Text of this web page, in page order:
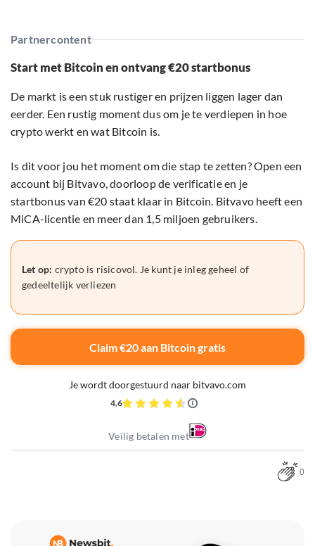
Partnercontent
Start met Bitcoin en ontvang €20 startbonus
De markt is een stuk rustiger en prijzen liggen lager dan
eerder. Een rustig moment dus om je te verdiepen in hoe
crypto werkt en wat Bitcoin is.
Is dit voor jou het moment om die stap te zetten? Open een
account bij Bitvavo, doorloop de verificatie en je
startbonus van €20 staat klaar in Bitcoin. Bitvavo heeft een
MiCA-licentie en meer dan 1,5 miljoen gebruikers.
Let op: crypto is risicovol. Je kunt je inleg geheel of
gedeeltelijk verliezen
Claim €20 aan Bitcoin gratis
Je wordt doorgestuurd naar bitvavo.com
4,6
Veilig betalen met
0